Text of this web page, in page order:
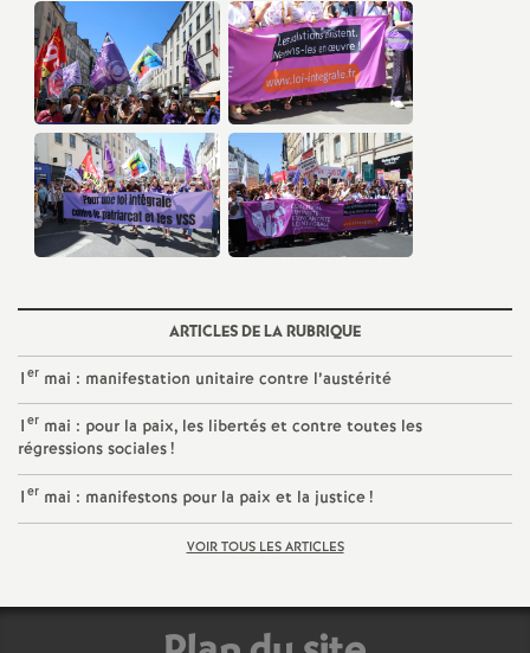
ARTICLES DE LA RUBRIQUE
1er mai : manifestation unitaire contre l’austérité
1er mai : pour la paix, les libertés et contre toutes les
régressions sociales!
1er mai : manifestons pour la paix et la justice!
VOIR TOUS LES ARTICLES